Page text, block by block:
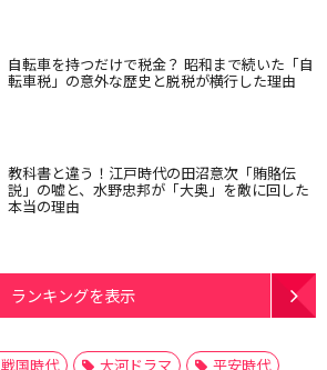
自転車を持つだけで税金？ 昭和まで続いた「自
転車税」の意外な歴史と脱税が横行した理由
教科書と違う！江戸時代の田沼意次「賄賂伝
説」の嘘と、水野忠邦が「大奥」を敵に回した
本当の理由
ランキングを表示
戦国時代 大河ドラマ
平安時代